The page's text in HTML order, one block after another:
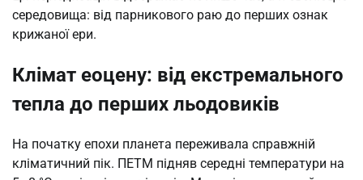
середовища: від парникового раю до перших ознак
крижаної ери.
Клімат еоцену: від екстремального
тепла до перших льодовиків
На початку епохи планета переживала справжній
кліматичний пік. ПЕТМ підняв середні температури на